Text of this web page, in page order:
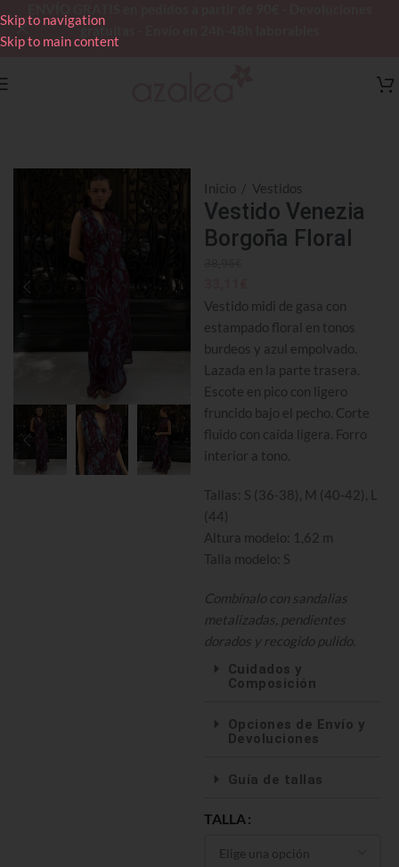
Skip to navigation
Skip to main content
gratuitas - Envío en 24h-48h laborables
Inicio / Vestidos
Vestido Venezia
Borgoña Floral
Vestido midi de gasa con
estampado floral en tonos
burdeos y azul empolvado.
Lazada en la parte trasera.
Escote en pico con ligero
fruncido bajo el pecho. Corte
fluido con caída ligera. Forro
interior a tono.
Tallas: S (36-38), M (40-42), L
(44)
Altura modelo: 1,62 m
Talla modelo: S
Combínalo con sandalias
metalizadas, pendientes
dorados y recogido pulido.
Cuidados y
Composición
Opciones de Envío y
Devoluciones
Guía de tallas
TALLA